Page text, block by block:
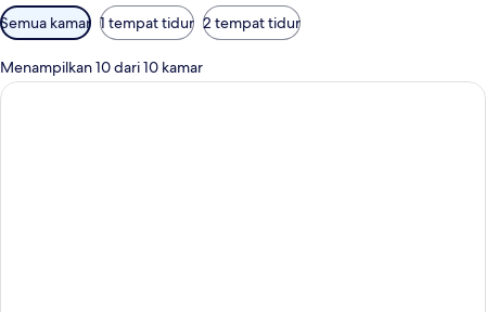
Filter
tersedia
untuk
kamar
Semua kamar 1 tempat tidur 2 tempat tidur
Menampilkan 10 dari 10 kamar